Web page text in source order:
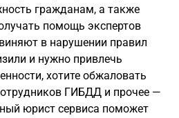
гражданам, а также
помощь экспертов
в нарушении правил
и нужно привлечь
хотите обжаловать
ГИБДД и прочее —
юрист сервиса поможет